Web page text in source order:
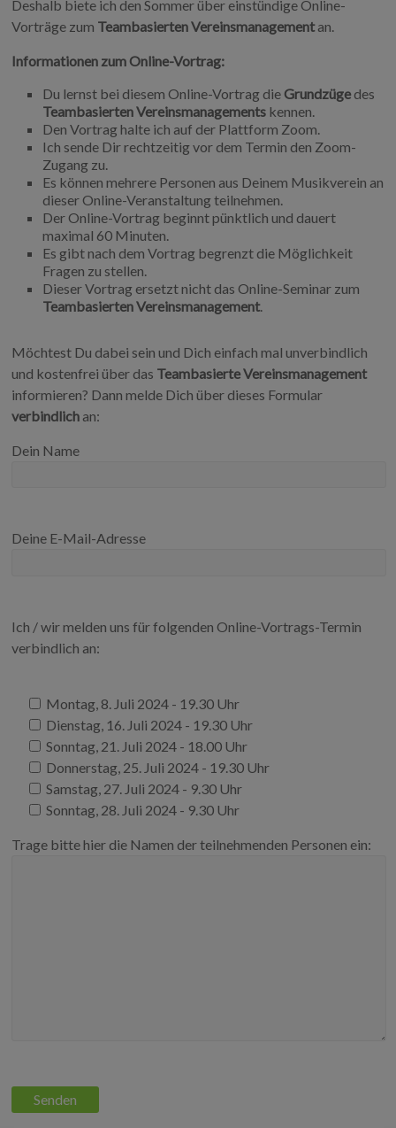
Deshalb biete ich den Sommer über einstündige Online-
Vorträge zum Teambasierten Vereinsmanagementan.
Informationen zum Online-Vortrag:
Du lernst bei diesem Online-Vortrag die Grundzüge des
Teambasierten Vereinsmanagements kennen.
Den Vortrag halte ich auf der Plattform Zoom.
Ich sende Dir rechtzeitig vor dem Termin den Zoom-
Zugang zu.
Es können mehrere Personen aus Deinem Musikverein an
dieser Online-Veranstaltung teilnehmen.
Der Online-Vortrag beginnt pünktlich und dauert
maximal 60 Minuten.
Es gibt nach dem Vortrag begrenzt die Möglichkeit
Fragen zu stellen.
Dieser Vortrag ersetzt nicht das Online-Seminar zum
Teambasierten Vereinsmanagement.
Möchtest Du dabei sein und Dich einfach mal unverbindlich
und kostenfrei über das Teambasierte Vereinsmanagement
informieren? Dann melde Dich über dieses Formular
verbindlich an:
Dein Name
Deine E-Mail-Adresse
Ich / wir melden uns für folgenden Online-Vortrags-Termin
verbindlich an:
Montag, 8. Juli 2024 - 19.30 Uhr
Dienstag, 16. Juli 2024 - 19.30 Uhr
Sonntag, 21. Juli 2024 - 18.00 Uhr
Donnerstag, 25. Juli 2024 - 19.30 Uhr
Samstag, 27. Juli 2024 - 9.30 Uhr
Sonntag, 28. Juli 2024 - 9.30 Uhr
Trage bitte hier die Namen der teilnehmenden Personen ein: